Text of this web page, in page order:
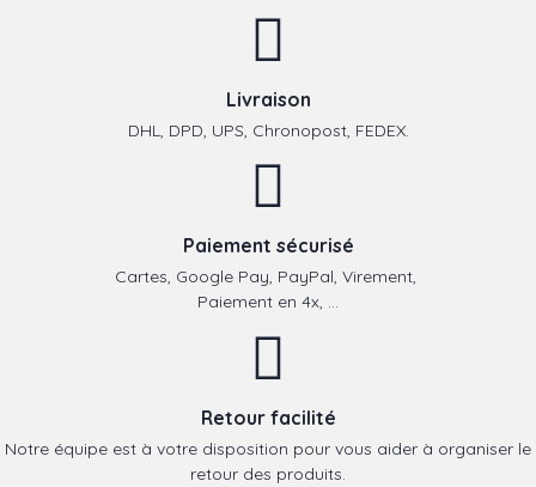
Livraison
DHL, DPD, UPS, Chronopost, FEDEX.
Paiement sécurisé
Cartes, Google Pay, PayPal, Virement,
Paiement en 4x, ...
Retour facilité
Notre équipe est à votre disposition pour vous aider à organiser le
retour des produits.